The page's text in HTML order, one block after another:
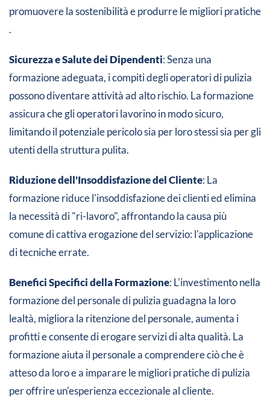
promuovere la sostenibilità e produrre le migliori pratiche​​
.
Sicurezza e Salute dei Dipendenti: Senza una
formazione adeguata, i compiti degli operatori di pulizia
possono diventare attività ad alto rischio. La formazione
assicura che gli operatori lavorino in modo sicuro,
limitando il potenziale pericolo sia per loro stessi sia per gli
utenti della struttura pulita​​.
Riduzione dell'Insoddisfazione del Cliente: La
formazione riduce l'insoddisfazione dei clienti ed elimina
la necessità di "ri-lavoro", affrontando la causa più
comune di cattiva erogazione del servizio: l'applicazione
di tecniche errate​​.
Benefici Specifici della Formazione: L'investimento nella
formazione del personale di pulizia guadagna la loro
lealtà, migliora la ritenzione del personale, aumenta i
profitti e consente di erogare servizi di alta qualità. La
formazione aiuta il personale a comprendere ciò che è
atteso da loro e a imparare le migliori pratiche di pulizia
per offrire un'esperienza eccezionale al cliente​​.